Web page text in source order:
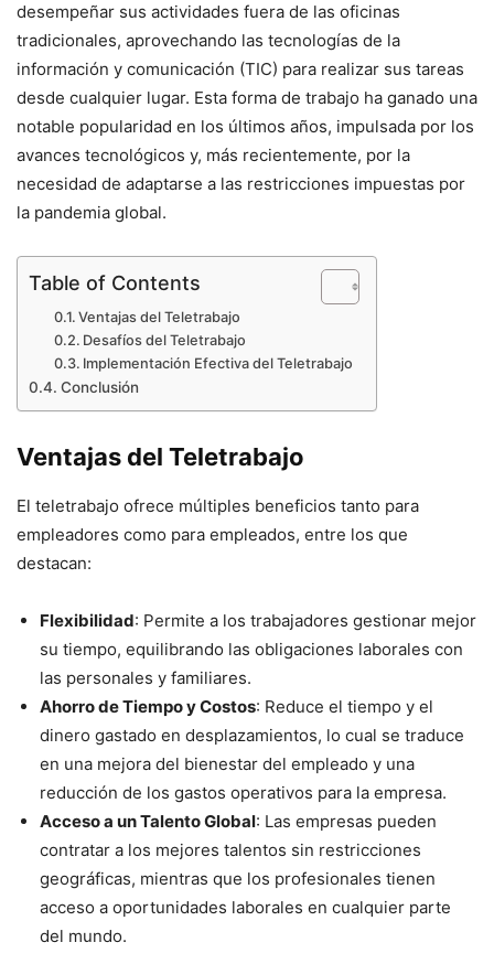
desempeñar sus actividades fuera de las oficinas
tradicionales, aprovechando las tecnologías de la
información y comunicación (TIC) para realizar sus tareas
desde cualquier lugar. Esta forma de trabajo ha ganado una
notable popularidad en los últimos años, impulsada por los
avances tecnológicos y, más recientemente, por la
necesidad de adaptarse a las restricciones impuestas por
la pandemia global.
Table of Contents
Ventajas del Teletrabajo
Desafíos del Teletrabajo
Implementación Efectiva del Teletrabajo
Conclusión
Ventajas del Teletrabajo
El teletrabajo ofrece múltiples beneficios tanto para
empleadores como para empleados, entre los que
destacan:
Flexibilidad: Permite a los trabajadores gestionar mejor
su tiempo, equilibrando las obligaciones laborales con
las personales y familiares.
Ahorro de Tiempo y Costos: Reduce el tiempo y el
dinero gastado en desplazamientos, lo cual se traduce
en una mejora del bienestar del empleado y una
reducción de los gastos operativos para la empresa.
Acceso a un Talento Global: Las empresas pueden
contratar a los mejores talentos sin restricciones
geográficas, mientras que los profesionales tienen
acceso a oportunidades laborales en cualquier parte
del mundo.